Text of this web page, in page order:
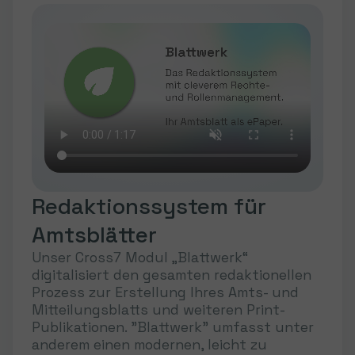
Redaktionssystem für
Amtsblätter
Unser Cross7 Modul „Blattwerk“
digitalisiert den gesamten redaktionellen
Prozess zur Erstellung Ihres Amts- und
Mitteilungsblatts und weiteren Print-
Publikationen. "Blattwerk" umfasst unter
anderem einen modernen, leicht zu